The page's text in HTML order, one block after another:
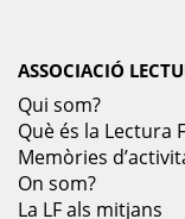
ASSOCIACIÓ
Qui som?
Què és la Lectura
Memòries
On som?
La LF als mitjans